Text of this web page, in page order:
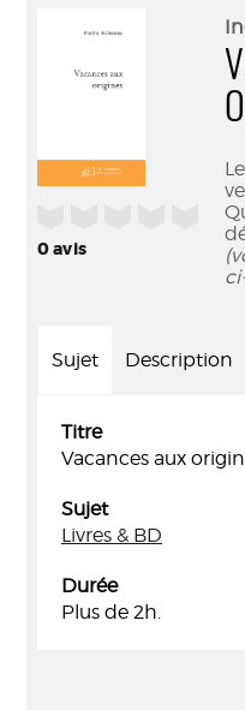
0avis
Sujet Description
Titre
Vacances aux
Sujet
Livres & BD
Durée
Plus de 2h.